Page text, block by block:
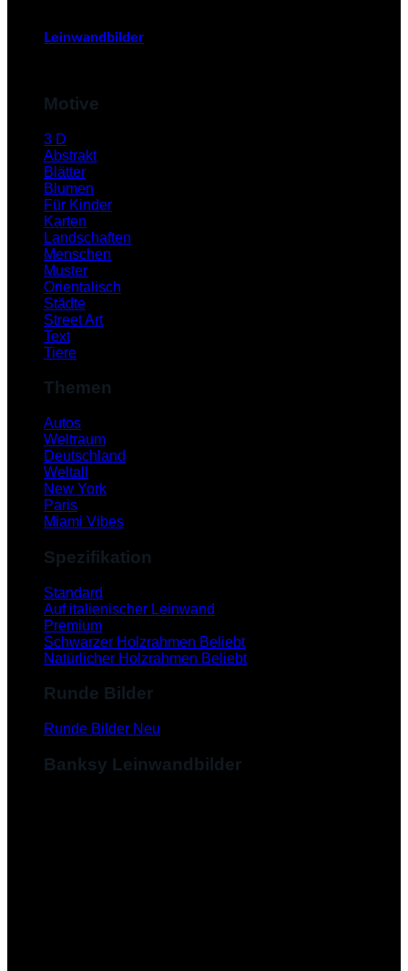
Leinwandbilder
Motive
3 D
Abstrakt
Blätter
Blumen
Für Kinder
Karten
Landschaften
Menschen
Muster
Orientalisch
Städte
Street Art
Text
Tiere
Themen
Autos
Weltraum
Deutschland
Weltall
New York
Paris
Miami Vibes
Spezifikation
Standard
Auf italienischer Leinwand
Premium
Schwarzer Holzrahmen
Natürlicher Holzrahmen
Runde Bilder
Runde Bilder
Banksy Leinwandbilder